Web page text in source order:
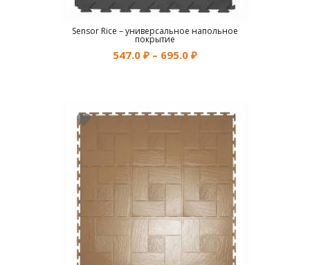
Sensor Rice – универсальное напольное
покрытие
547.0 ₽ – 695.0 ₽